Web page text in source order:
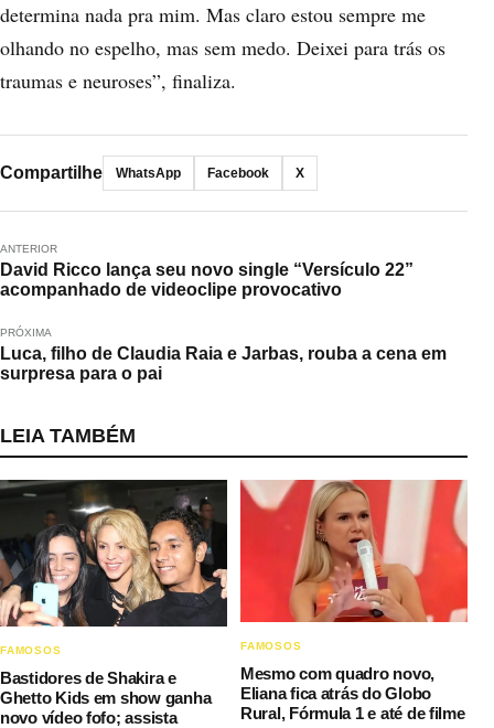
determina nada pra mim. Mas claro estou sempre me
olhando no espelho, mas sem medo. Deixei para trás os
traumas e neuroses”, finaliza.
Compartilhe WhatsApp Facebook X
ANTERIOR
David Ricco lança seu novo single “Versículo 22”
acompanhado de videoclipe provocativo
PRÓXIMA
Luca, filho de Claudia Raia e Jarbas, rouba a cena em
surpresa para o pai
LEIA TAMBÉM
FAMOSOS
Bastidores de Shakira e
Ghetto Kids em show ganha
novo vídeo fofo; assista
FAMOSOS
Mesmo com quadro novo,
Eliana fica atrás do Globo
Rural, Fórmula 1 e até de filme